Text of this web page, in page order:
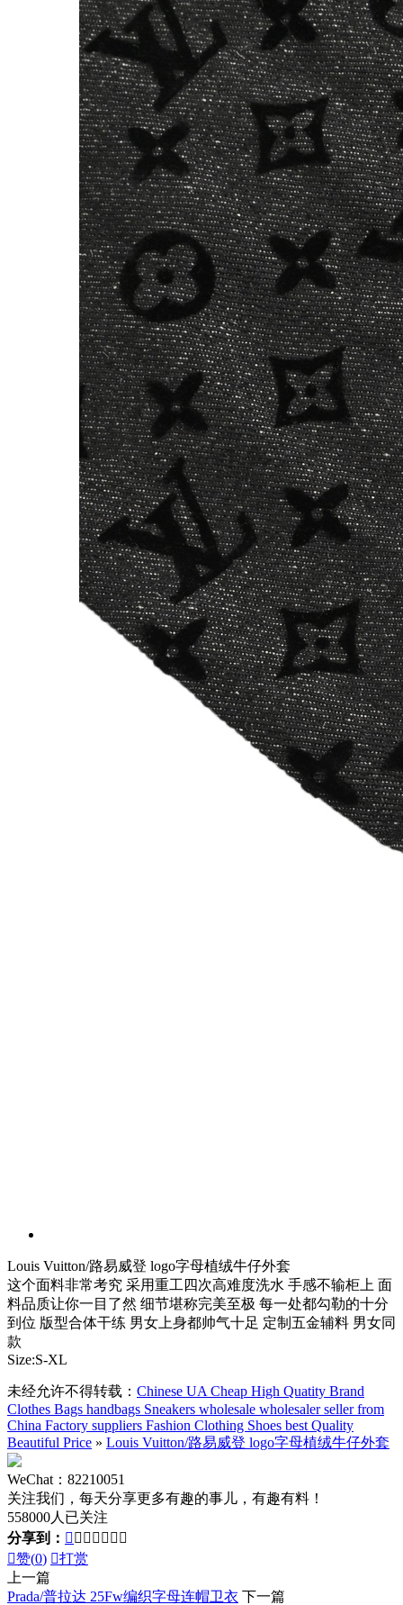
Louis Vuitton/路易威登 logo字母植绒牛仔外套
这个面料非常考究 采用重工四次高难度洗水 手感不输柜上 面
料品质让你一目了然 细节堪称完美至极 每一处都勾勒的十分
到位 版型合体干练 男女上身都帅气十足 定制五金辅料 男女同
款
Size:S-XL
未经允许不得转载： Chinese UA Cheap High Quatity Brand
Clothes Bags handbags Sneakers wholesale wholesaler seller from
China Factory suppliers Fashion Clothing Shoes best Quality
Beautiful Price » Louis Vuitton/路易威登 logo字母植绒牛仔外套
WeChat：82210051
关注我们，每天分享更多有趣的事儿，有趣有料！
558000人已关注
分享到：       
赞(0) 打赏
上一篇
Prada/普拉达 25Fw编织字母连帽卫衣 下一篇